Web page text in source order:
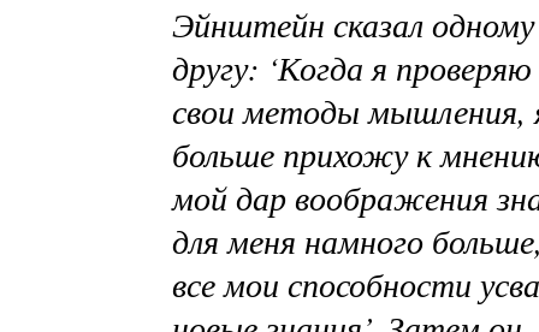
Эйнштейн сказал одному
другу: ‘Когда я проверяю
свои методы мышления,
больше прихожу к
мой дар воображения
для меня намного
все мои способности